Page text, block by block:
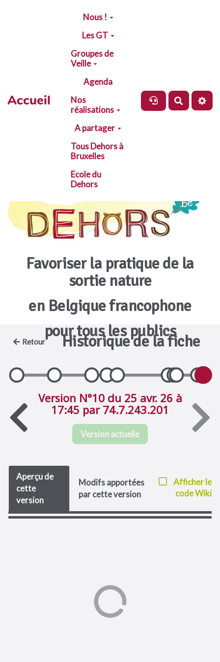
Aller au contenu principal
Accueil
Nous !
Les GT
Groupes de
Veille
Agenda
Nos
réalisations
A partager
Tous Dehors à
Bruxelles
Ecole du
Dehors
Favoriser la pratique de la
sortie nature
en Belgique francophone
pour tous les publics
Retour Historique de la fiche
Version N°10 du 25 avr. 26 à
17:45 par 74.7.243.201
Version actuelle
Aperçu de
cette
version
Modifs apportées
par cette version
Afficher le
code Wiki